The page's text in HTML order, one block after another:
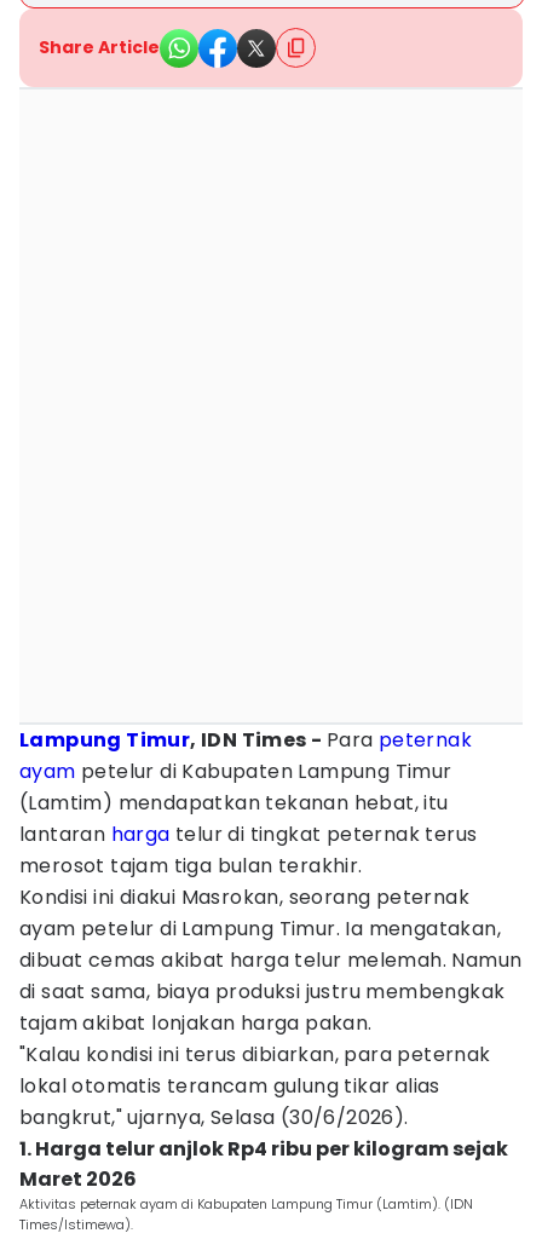
Share Article
Lampung Timur, IDN Times - Para peternak
ayam petelur di Kabupaten Lampung Timur
(Lamtim) mendapatkan tekanan hebat, itu
lantaran harga telur di tingkat peternak terus
merosot tajam tiga bulan terakhir.
Kondisi ini diakui Masrokan, seorang peternak
ayam petelur di Lampung Timur. Ia mengatakan,
dibuat cemas akibat harga telur melemah. Namun
di saat sama, biaya produksi justru membengkak
tajam akibat lonjakan harga pakan.
"Kalau kondisi ini terus dibiarkan, para peternak
lokal otomatis terancam gulung tikar alias
bangkrut," ujarnya, Selasa (30/6/2026).
1. Harga telur anjlok Rp4 ribu per kilogram sejak
Maret 2026
Aktivitas peternak ayam di Kabupaten Lampung Timur (Lamtim). (IDN
Times/Istimewa).